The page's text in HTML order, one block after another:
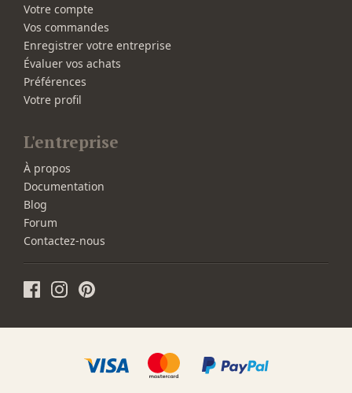
Votre compte
Vos commandes
Enregistrer votre entreprise
Évaluer vos achats
Préférences
Votre profil
L'entreprise
À propos
Documentation
Blog
Forum
Contactez-nous